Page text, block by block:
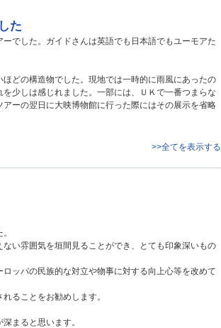
た
でした。ガイドさんは英語でも日本語でもユーモアた
どの構造物でした。現地では一時的に雨風にあったの
少しは感じれました。一部には、ＵＫで一番つまらな
ーの翌日に大映博物館に行った際にはその展示を省略
>>全てを表示する
い雰囲気を垣間見ることができ、とても印象深いもの
ッパの民族的な対立や物事に対する向上心等を改めて
ることをお勧めします。
まると思います。